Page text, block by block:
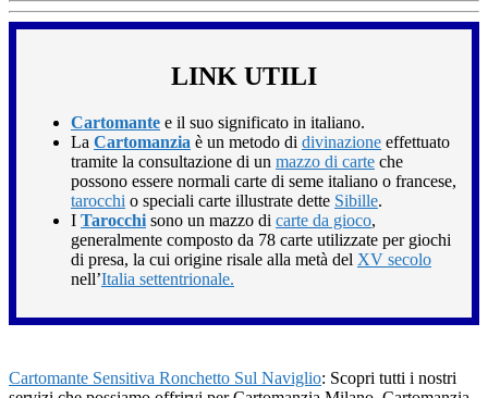
LINK UTILI
Cartomante e il suo significato in italiano.
La Cartomanzia è un metodo di divinazione effettuato
tramite la consultazione di un mazzo di carte che
possono essere normali carte di seme italiano o francese,
tarocchi o speciali carte illustrate dette Sibille.
I Tarocchi sono un mazzo di carte da gioco,
generalmente composto da 78 carte utilizzate per giochi
di presa, la cui origine risale alla metà del XV secolo
nell’Italia settentrionale.
Cartomante Sensitiva Ronchetto Sul Naviglio: Scopri tutti i nostri